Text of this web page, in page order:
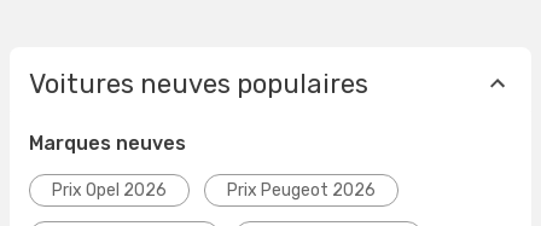
Voitures neuves populaires
Marques neuves
Prix Opel 2026 Prix Peugeot 2026